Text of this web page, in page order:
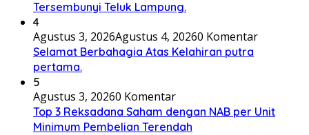
Tersembunyi Teluk Lampung.
4
Agustus 3, 2026Agustus 4, 20260 Komentar
Selamat Berbahagia Atas Kelahiran putra
pertama.
5
Agustus 3, 20260 Komentar
Top 3 Reksadana Saham dengan NAB per Unit
Minimum Pembelian Terendah